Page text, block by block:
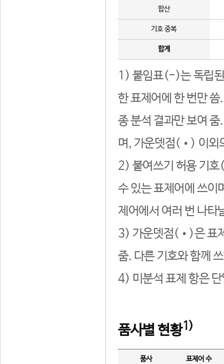
합산
기호 중복
합계
1) 붙임표(-)는 독립된
한 표제어에 한 번만
종 분석 결과만 보여
며, 가운뎃점(•) 이외
2) 붙여쓰기 허용 기호
수 있는 표제어에 쓰이
제어에서 여러 번 나타
3) 가운뎃점(•)은 표
줌. 다른 기호와 함께
4) 미분석 표제 항은
품사별 현황1)
품사 표제어 수